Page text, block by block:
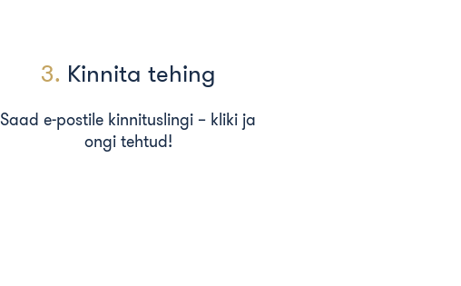
3. Kinnita tehing
Saad e-postile kinnituslingi – kliki ja
ongi tehtud!